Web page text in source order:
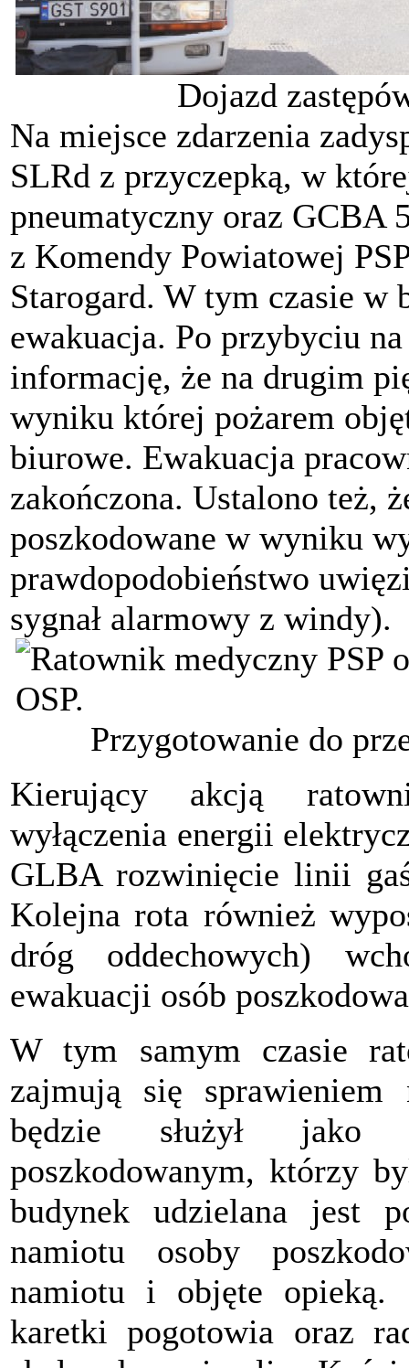
Dojazd
Na miejsce zdarzenia
SLRd z przyczepką, w
pneumatyczny oraz GCBA
z Komendy Powiatowej
Starogard. W tym czasie w
ewakuacja. Po przybyciu
informację, że na drugim
wyniku której pożarem
biurowe. Ewakuacja
zakończona. Ustalono też,
poszkodowane w wyniku
prawdopodobieństwo
sygnał alarmowy z windy).
Przygotowanie do
Kierujący akcją
wyłączenia energii
GLBA rozwinięcie linii
Kolejna rota również
dróg oddechowych)
ewakuacji osób
W tym samym czasie
zajmują się sprawieniem
będzie służył jako
poszkodowanym, którzy
budynek udzielana jest
namiotu osoby
namiotu i objęte opieką.
karetki pogotowia oraz